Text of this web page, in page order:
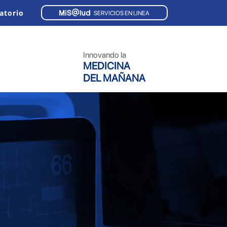
SERVICIOS EN LINEA
Innovando la
MEDICINA
DEL MAÑANA